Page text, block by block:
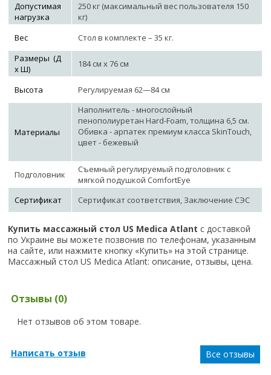
Допустимая
нагрузка
250 кг (максимальный вес пользователя 150
кг)
Вес
Стол в комплекте – 35 кг.
Размеры (Д
х Ш)
184 см х 76 см
Высота Регулируемая 62—84 см
Материалы
Наполнитель - многослойный
пенополиуретан Hard-Foam, толщина 6,5 см.
Обивка - арпатек премиум класса SkinTouch,
цвет - бежевый
Подголовник
Съемный регулируемый подголовник с
мягкой подушкой ComfortEye
Сертификат
Сертификат соответствия, Заключение СЭС
Купить массажный стол US Medica Atlantс доставкой
по Украине вы можете позвонив по телефонам, указанным
на сайте, или нажмите кнопку «Купить» на этой странице.
Массажный стол US Medica Atlant: описание, отзывы, цена.
Отзывы (0)
Нет отзывов об этом товаре.
Написать отзыв Все отзывы